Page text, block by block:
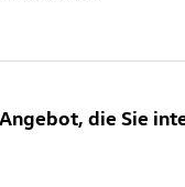
die Sie